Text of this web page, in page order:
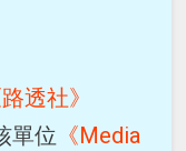
路透社》
單位 《Media